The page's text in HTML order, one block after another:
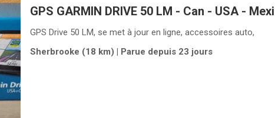
GPS GARMIN DRIVE 50 LM - Can - USA - Mexi
GPS Drive 50 LM, se met à jour en ligne, accessoires auto,
Sherbrooke (18 km) | Parue depuis 23 jours